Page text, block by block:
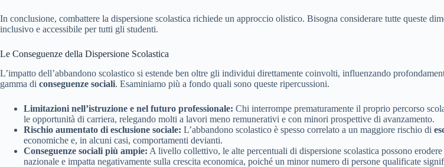
In conclusione, combattere la dispersione scolastica richiede un approccio olistico. Bisogna considerare tutte queste
inclusivo e accessibile per tutti gli studenti.
Le Conseguenze della Dispersione Scolastica
L’impatto dell’abbandono scolastico si estende ben oltre gli individui direttamente coinvolti, influenzando
gamma di conseguenze sociali. Esaminiamo più a fondo quali sono queste ripercussioni.
Limitazioni nell’istruzione e nel futuro professionale: Chi interrompe prematuramente il proprio percorso
le opportunità di carriera, relegando molti a lavori meno remunerativi e con minori prospettive di avanzamento.
Rischio aumentato di esclusione sociale: L’abbandono scolastico è spesso correlato a un maggiore rischio di
economiche e, in alcuni casi, comportamenti devianti.
Conseguenze sociali più ampie: A livello collettivo, le alte percentuali di dispersione scolastica possono
nazionale e impatta negativamente sulla crescita economica, poiché un minor numero di persone qualificate